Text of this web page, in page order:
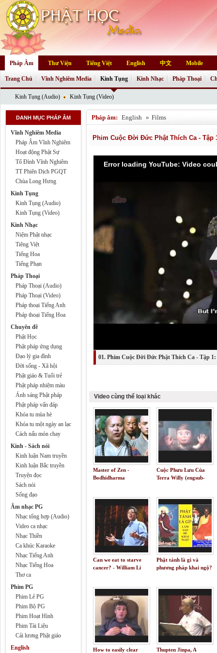
Pháp Âm Thư Viện Tiếng Việt English 中文 Mobile
Trang Chủ Vĩnh Nghiêm Media Kinh Tụng
Kinh Tụng (Audio) Kinh Tụng (Video)
Kinh Nhạc Pháp Thoại
DANH MỤC PHÁP ÂM
Vĩnh Nghiêm Media
Pháp Âm Vĩnh Nghiêm
Hoạt động Phật Sự
Tổ Đình Vĩnh Nghiêm
TT Phiên Dịch PGQT
Chùa Long Hưng
Kinh Tụng
Kinh Tụng (Audio)
Kinh Tụng (Video)
Kinh Nhạc
Niệm Phật nhạc
Tiêng Việt
Tiếng Hoa
Tiếng Phạn
Pháp Thoại
Pháp Thoại (Audio)
Pháp Thoại (Video)
Pháp thoại Tiếng Anh
Pháp thoại Tiếng Hoa
Chuyên đề
Phật Học
Phật pháp ứng dụng
Đạo lý gia đình
Đời sống - Xã hội
Phật giáo & Tuổi trẻ
Phật pháp nhiệm màu
Ánh sáng Phật pháp
Phật pháp vấn đáp
Khóa tu mùa hè
Khóa tu một ngày an lạc
Cách nấu món chay
Kinh - Sách nói
Kinh luận Nam truyền
Kinh luận Bắc truyền
Truyện đọc
Sách nói
Sống đạo
Âm nhạc PG
Nhạc tổng hợp (Audio)
Video ca nhạc
Nhạc Thiền
Ca khúc Karaoke
Nhạc Tiếng Anh
Nhạc Tiếng Hoa
Thơ ca
Phim PG
Phim Lẻ PG
Phim Bộ PG
Phim Hoạt Hình
Phim Tài Liệu
Cải lương Phật giáo
English
Pháp âm: English » Films
Phim Cuộc Đời Đức Phật Thích Ca - Tập
Error loading YouTube: Video
01. Phim Cuộc Đời Đức Phật Thích Ca - Tập
Video cùng thể loại khác
Master of Zen -
Bodhidharma
Cuộc Phưu Lưu Của
Terra Willy (engsub-
Can we eat to starve
cancer? - William Li
Phật tánh là gì và
phương pháp khai ngộ?
How to easily clear
Thupten Jinpa, A